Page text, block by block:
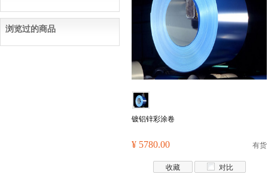
镀铝锌彩涂卷
¥ 5780.00 有货
收藏 对比
浏览过的商品